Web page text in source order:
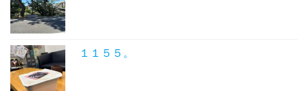
１１５５。